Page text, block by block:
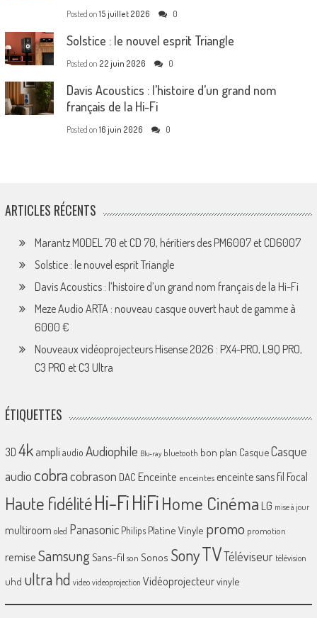
Posted on 15 juillet 2026 0
Solstice : le nouvel esprit Triangle
Posted on 22 juin 2026 0
Davis Acoustics : l’histoire d’un grand nom
français de la Hi-Fi
Posted on 16 juin 2026 0
ARTICLES RÉCENTS
Marantz MODEL 70 et CD 70, héritiers des PM6007 et CD6007
Solstice : le nouvel esprit Triangle
Davis Acoustics : l’histoire d’un grand nom français de la Hi-Fi
Meze Audio ARTA : nouveau casque ouvert haut de gamme à
6000 €
Nouveaux vidéoprojecteurs Hisense 2026 : PX4-PRO, L9Q PRO,
C3 PRO et C3 Ultra
ÉTIQUETTES
3D 4k ampliaudio Audiophile Blu-ray bluetooth bon plan CasqueCasque
audio cobracobrason DAC Enceinte enceintes enceinte sans fil Focal
Haute fidélitéHi-FiHiFiHome Cinéma LG mise à jour
multiroom oled Panasonic Philips Platine Vinyle promo promotion
remiseSamsungSans-fil son Sonos SonyTVTéléviseur télévision
uhd ultra hd video videoprojection Vidéoprojecteurvinyle